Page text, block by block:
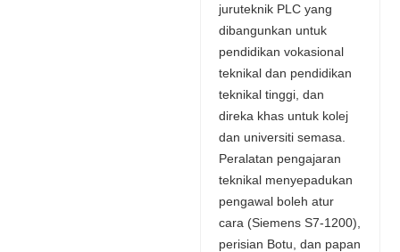
juruteknik PLC yang
dibangunkan untuk
pendidikan vokasional
teknikal dan pendidikan
teknikal tinggi, dan
direka khas untuk kolej
dan universiti semasa.
Peralatan pengajaran
teknikal menyepadukan
pengawal boleh atur
cara (Siemens S7-1200),
perisian Botu, dan papan